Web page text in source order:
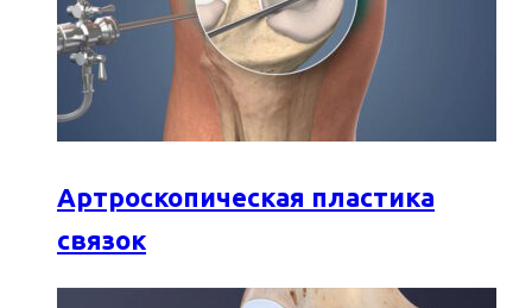
Артроскопическая пластика
связок